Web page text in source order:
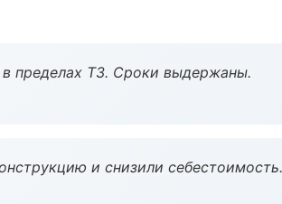
пределах ТЗ. Сроки выдержаны.
и снизили себестоимость.